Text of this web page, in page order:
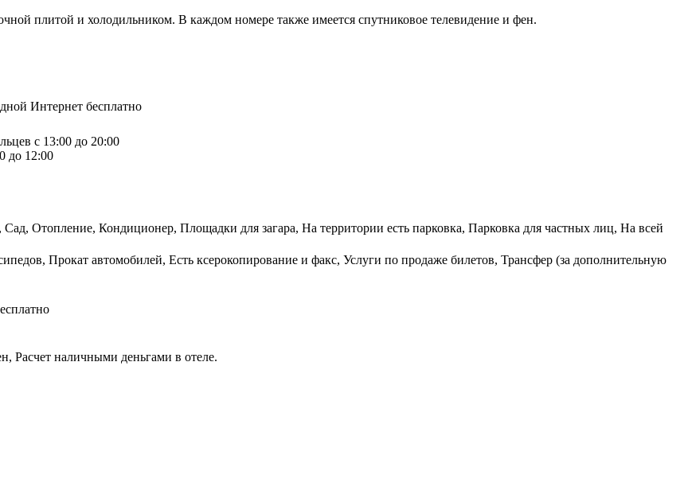
плитой и холодильником. В каждом номере также имеется спутниковое телевидение и фен.
Интернет бесплатно
с 13:00 до 20:00
до 12:00
Сад, Отопление, Кондиционер, Площадки для загара, На территории есть парковка, Парковка для частных лиц, На всей
Прокат автомобилей, Есть ксерокопирование и факс, Услуги по продаже билетов, Трансфер (за дополнительную
Расчет наличными деньгами в отеле.